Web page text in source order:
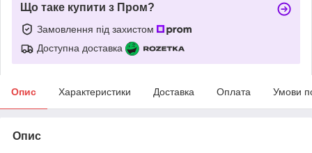
Що таке купити з Пром?
Замовлення під захистом
Доступна доставка
Опис Характеристики Доставка Оплата Умови
Опис